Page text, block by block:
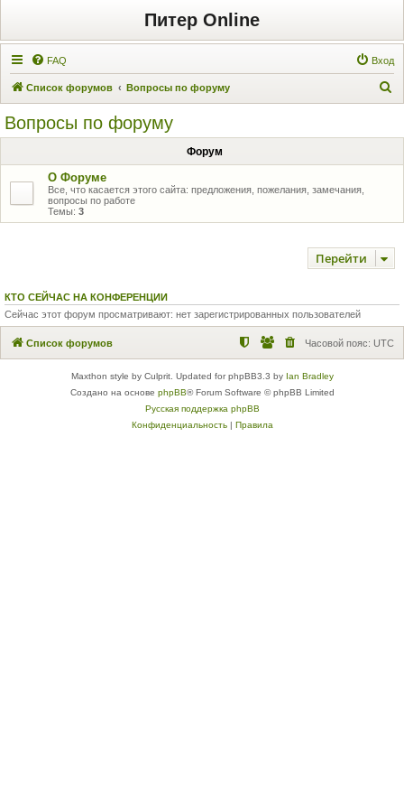
Питер Online
FAQ Вход
Список форумов Вопросы по форуму
Вопросы по форуму
Форум
О Форуме
Все, что касается этого сайта: предложения, пожелания, замечания,
вопросы по работе
Темы: 3
Перейти
КТО СЕЙЧАС НА КОНФЕРЕНЦИИ
Сейчас этот форум просматривают: нет зарегистрированных пользователей
Список форумов Часовой пояс: UTC
Maxthon style by Culprit. Updated for phpBB3.3 by Ian Bradley
Создано на основе phpBB® Forum Software © phpBB Limited
Русская поддержка phpBB
Конфиденциальность| Правила